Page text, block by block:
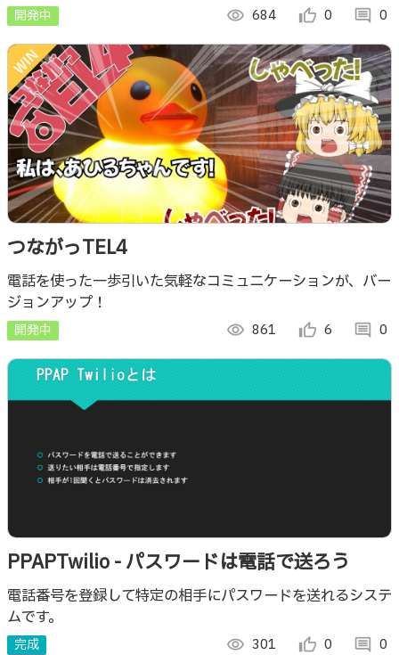
開発中 visibility 684 thumb_up_alt 0 comment 0
つながっTEL4
電話を使った一歩引いた気軽なコミュニケーションが、バー
ジョンアップ！
開発中 visibility 861 thumb_up_alt 6 comment 0
PPAPTwilio - パスワードは電話で送ろう
電話番号を登録して特定の相手にパスワードを送れるシステ
ムです。
完成 visibility 301 thumb_up_alt 0 comment 0